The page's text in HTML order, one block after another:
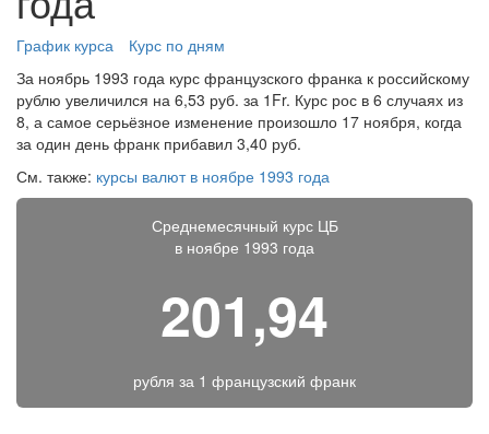
График курса
Курс по дням
За ноябрь 1993 года курс французского франка к российскому
рублю увеличился на 6,53 руб. за 1Fr. Курс рос в 6 случаях из
8, а самое серьёзное изменение произошло 17 ноября, когда
за один день франк прибавил 3,40 руб.
См. также: курсы валют в ноябре 1993 года
Среднемесячный курс ЦБ
в ноябре 1993 года
201,94
рубля за 1 французский франк